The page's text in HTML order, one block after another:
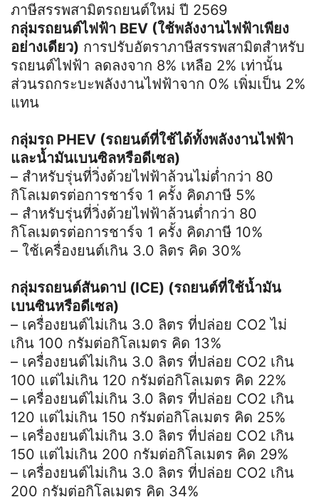
ภาษีสรรพสามิตรถยนต์ใหม่ ปี 2569
กลุ่มรถยนต์ไฟฟ้า BEV (ใช้พลังงานไฟฟ้าเพียง
อย่างเดียว) การปรับอัตราภาษีสรรพสามิตสำหรับ
รถยนต์ไฟฟ้า ลดลงจาก 8% เหลือ 2% เท่านั้น
ส่วนรถกระบะพลังงานไฟฟ้าจาก 0% เพิ่มเป็น 2%
แทน
กลุ่มรถ PHEV (รถยนต์ที่ใช้ได้ทั้งพลังงานไฟฟ้า
และน้ำมันเบนซิลหรือดีเซล)
– สำหรับรุ่นที่วิ่งด้วยไฟฟ้าล้วนไม่ต่ำกว่า 80
กิโลเมตรต่อการชาร์จ 1 ครั้ง คิดภาษี 5%
– สำหรับรุ่นที่วิ่งด้วยไฟฟ้าล้วนต่ำกว่า 80
กิโลเมตรต่อการชาร์จ 1 ครั้ง คิดภาษี 10%
– ใช้เครื่องยนต์เกิน 3.0 ลิตร คิด 30%
กลุ่มรถยนต์สันดาป (ICE) (รถยนต์ที่ใช้น้ำมัน
เบนซินหรือดีเซล)
– เครื่องยนต์ไม่เกิน 3.0 ลิตร ที่ปล่อย CO2 ไม่
เกิน 100 กรัมต่อกิโลเมตร คิด 13%
– เครื่องยนต์ไม่เกิน 3.0 ลิตร ที่ปล่อย CO2 เกิน
100 แต่ไม่เกิน 120 กรัมต่อกิโลเมตร คิด 22%
– เครื่องยนต์ไม่เกิน 3.0 ลิตร ที่ปล่อย CO2 เกิน
120 แต่ไม่เกิน 150 กรัมต่อกิโลเมตร คิด 25%
– เครื่องยนต์ไม่เกิน 3.0 ลิตร ที่ปล่อย CO2 เกิน
150 แต่ไม่เกิน 200 กรัมต่อกิโลเมตร คิด 29%
– เครื่องยนต์ไม่เกิน 3.0 ลิตร ที่ปล่อย CO2 เกิน
200 กรัมต่อกิโลเมตร คิด 34%